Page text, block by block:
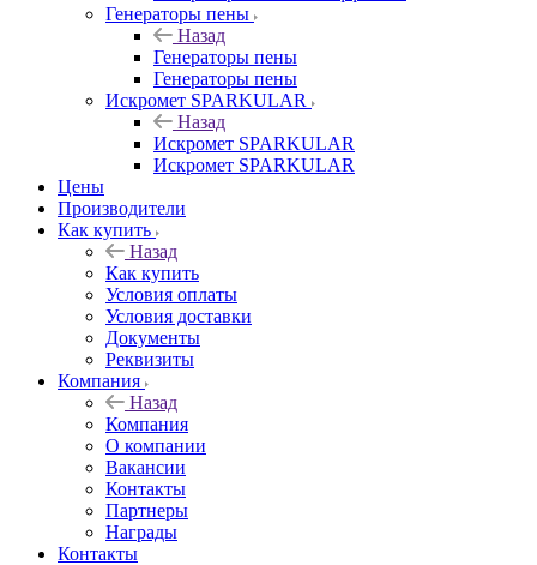
Генераторы пены
Назад
Генераторы пены
Генераторы пены
Искромет SPARKULAR
Назад
Искромет SPARKULAR
Искромет SPARKULAR
Цены
Производители
Как купить
Назад
Как купить
Условия оплаты
Условия доставки
Документы
Реквизиты
Компания
Назад
Компания
О компании
Вакансии
Контакты
Партнеры
Награды
Контакты